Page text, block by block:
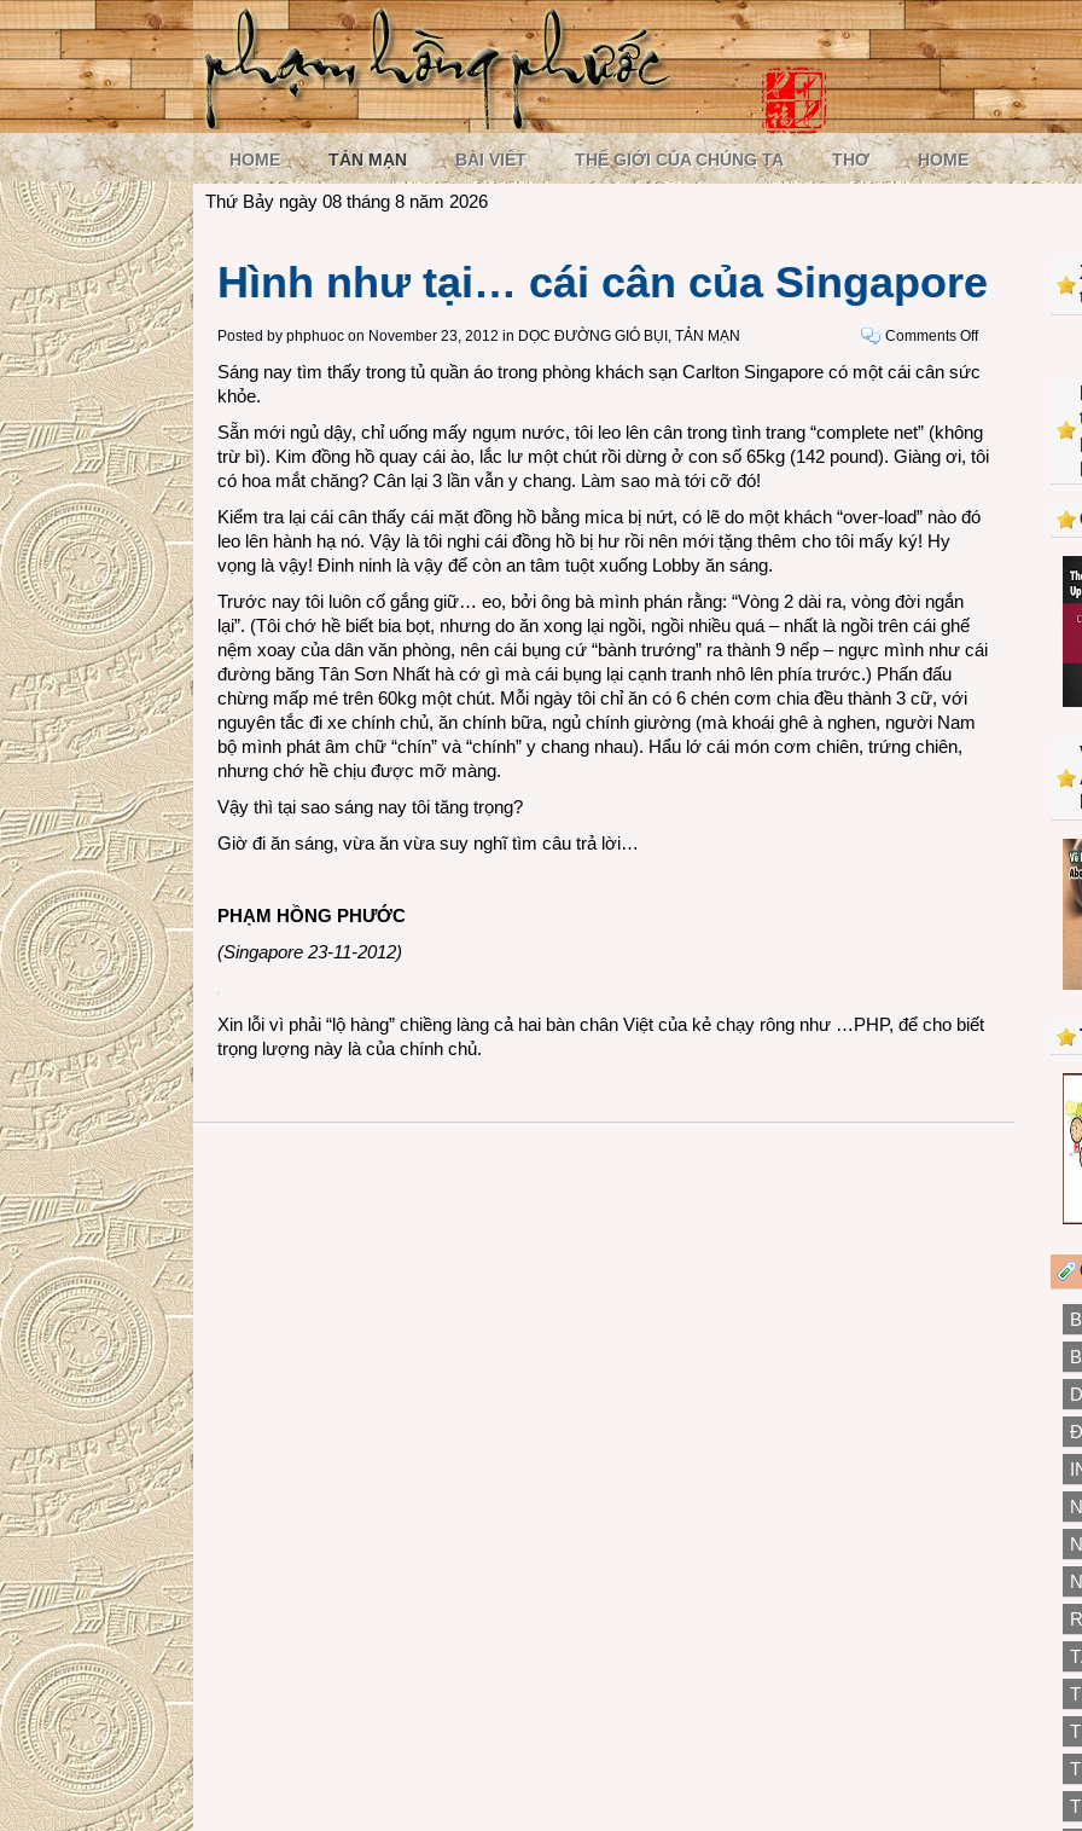
HOME TẢN MẠN BÀI VIẾT THẾ GIỚI CỦA CHÚNG TA THƠ HOME
Thứ Bảy ngày 08 tháng 8 năm 2026
Hình như tại… cái cân của Singapore
Posted by phphuoc on November 23, 2012 in DỌC ĐƯỜNG GIÓ BỤI , TẢN MẠN Comments Offon
như
cái
cân
Sáng nay tìm thấy trong tủ quần áo trong phòng khách sạn Carlton Singapore có một cái cân sức
khỏe.
Sẵn mới ngủ dậy, chỉ uống mấy ngụm nước, tôi leo lên cân trong tình trang “complete net” (không
trừ bì). Kim đồng hồ quay cái ào, lắc lư một chút rồi dừng ở con số 65kg (142 pound). Giàng ơi, tôi
có hoa mắt chăng? Cân lại 3 lần vẫn y chang. Làm sao mà tới cỡ đó!
Kiểm tra lại cái cân thấy cái mặt đồng hồ bằng mica bị nứt, có lẽ do một khách “over-load” nào đó
leo lên hành hạ nó. Vậy là tôi nghi cái đồng hồ bị hư rồi nên mới tặng thêm cho tôi mấy ký! Hy
vọng là vậy! Đinh ninh là vậy để còn an tâm tuột xuống Lobby ăn sáng.
Trước nay tôi luôn cố gắng giữ… eo, bởi ông bà mình phán rằng: “Vòng 2 dài ra, vòng đời ngắn
lại”. (Tôi chớ hề biết bia bọt, nhưng do ăn xong lại ngồi, ngồi nhiều quá – nhất là ngồi trên cái ghế
nệm xoay của dân văn phòng, nên cái bụng cứ “bành trướng” ra thành 9 nếp – ngực mình như cái
đường băng Tân Sơn Nhất hà cớ gì mà cái bụng lại cạnh tranh nhô lên phía trước.) Phấn đấu
chừng mấp mé trên 60kg một chút. Mỗi ngày tôi chỉ ăn có 6 chén cơm chia đều thành 3 cữ, với
nguyên tắc đi xe chính chủ, ăn chính bữa, ngủ chính giường (mà khoái ghê à nghen, người Nam
bộ mình phát âm chữ “chín” và “chính” y chang nhau). Hẩu lớ cái món cơm chiên, trứng chiên,
nhưng chớ hề chịu được mỡ màng.
Vậy thì tại sao sáng nay tôi tăng trọng?
Giờ đi ăn sáng, vừa ăn vừa suy nghĩ tìm câu trả lời…
PHẠM HỒNG PHƯỚC
(Singapore 23-11-2012)
Xin lỗi vì phải “lộ hàng” chiềng làng cả hai bàn chân Việt của kẻ chạy rông như …PHP, để cho biết
trọng lượng này là của chính chủ.